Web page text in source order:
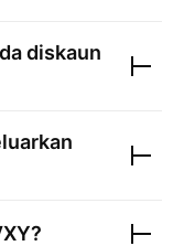
diskaun
?